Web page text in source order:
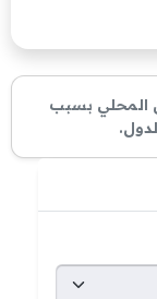
المحلي بسبب